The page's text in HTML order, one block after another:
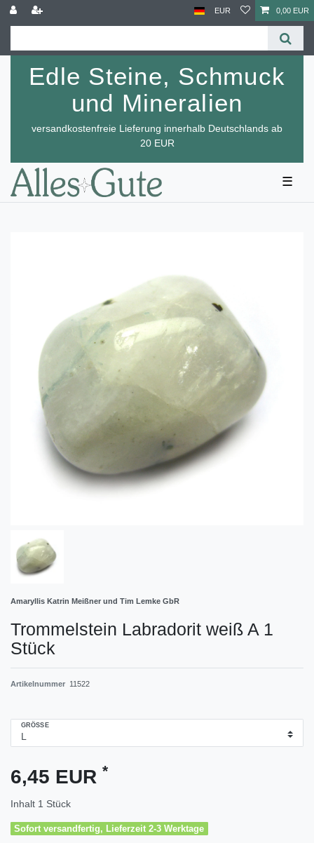
EUR 0,00 EUR
Edle Steine, Schmuck
und Mineralien
versandkostenfreie Lieferung innerhalb Deutschlands ab
20 EUR
☰
Amaryllis Katrin Meißner und Tim Lemke GbR
Trommelstein Labradorit weiß A 1
Stück
Artikelnummer 11522
GRÖSSE
6,45 EUR *
Inhalt 1 Stück
Sofort versandfertig, Lieferzeit 2-3 Werktage